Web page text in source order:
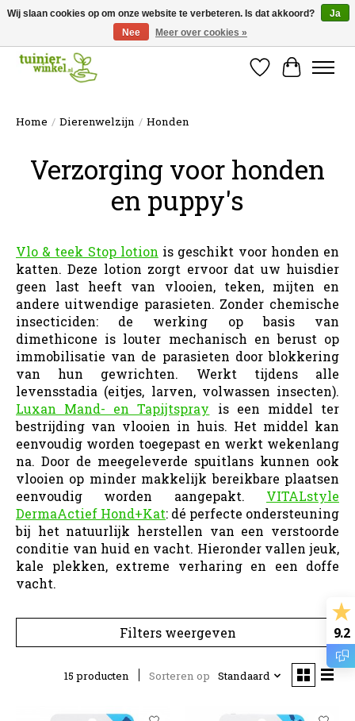
Online tuinartikelen kopen ✓ Online sinds 2007 ✓ Thuiswinkel Waarborg
Verlanglijst
Home / Dierenwelzijn / Honden
Verzorging voor honden
en puppy's
Vlo & teek Stop lotion is geschikt voor honden en
katten. Deze lotion zorgt ervoor dat uw huisdier
geen last heeft van vlooien, teken, mijten en
andere uitwendige parasieten. Zonder chemische
insecticiden: de werking op basis van
dimethicone is louter mechanisch en berust op
immobilisatie van de parasieten door blokkering
van hun gewrichten. Werkt tijdens alle
levensstadia (eitjes, larven, volwassen insecten).
Luxan Mand- en Tapijtspray is een middel ter
bestrijding van vlooien in huis. Het middel kan
eenvoudig worden toegepast en werkt wekenlang
na. Door de meegeleverde spuitlans kunnen ook
vlooien op minder makkelijk bereikbare plaatsen
eenvoudig worden aangepakt. VITALstyle
DermaActief Hond+Kat: dé perfecte ondersteuning
bij het natuurlijk herstellen van een verstoorde
conditie van huid en vacht. Hieronder vallen jeuk,
kale plekken, extreme verharing en een doffe
vacht.
Filters weergeven
15 producten Sorteren op Standaard
9.2
Wij slaan cookies op om onze website te verbeteren. Is dat akkoord?
Ja
Nee
Meer over cookies »